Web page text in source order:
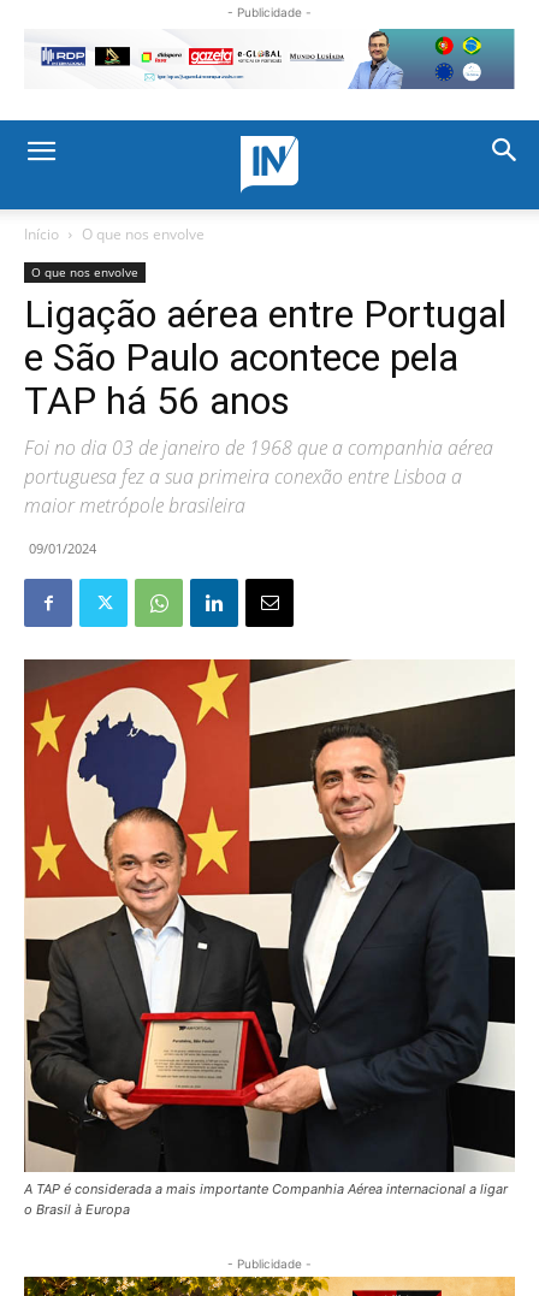
- Publicidade -
Início O que nos envolve
O que nos envolve
Ligação aérea entre Portugal
e São Paulo acontece pela
TAP há 56 anos
Foi no dia 03 de janeiro de 1968 que a companhia aérea
portuguesa fez a sua primeira conexão entre Lisboa a
maior metrópole brasileira
09/01/2024
A TAP é considerada a mais importante Companhia Aérea internacional a ligar
o Brasil à Europa
- Publicidade -